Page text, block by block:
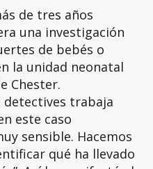
de tres años
una investigación
de bebés o
la unidad neonatal
Chester.
detectives trabaja
este caso
sensible. Hacemos
qué ha llevado